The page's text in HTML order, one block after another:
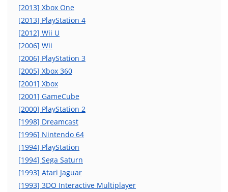
[2013] Xbox One
[2013] PlayStation 4
[2012] Wii U
[2006] Wii
[2006] PlayStation 3
[2005] Xbox 360
[2001] Xbox
[2001] GameCube
[2000] PlayStation 2
[1998] Dreamcast
[1996] Nintendo 64
[1994] PlayStation
[1994] Sega Saturn
[1993] Atari Jaguar
[1993] 3DO Interactive Multiplayer